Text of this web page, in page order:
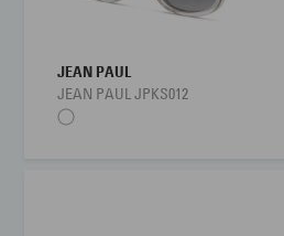
JEAN PAUL
JEAN PAUL JPKS012